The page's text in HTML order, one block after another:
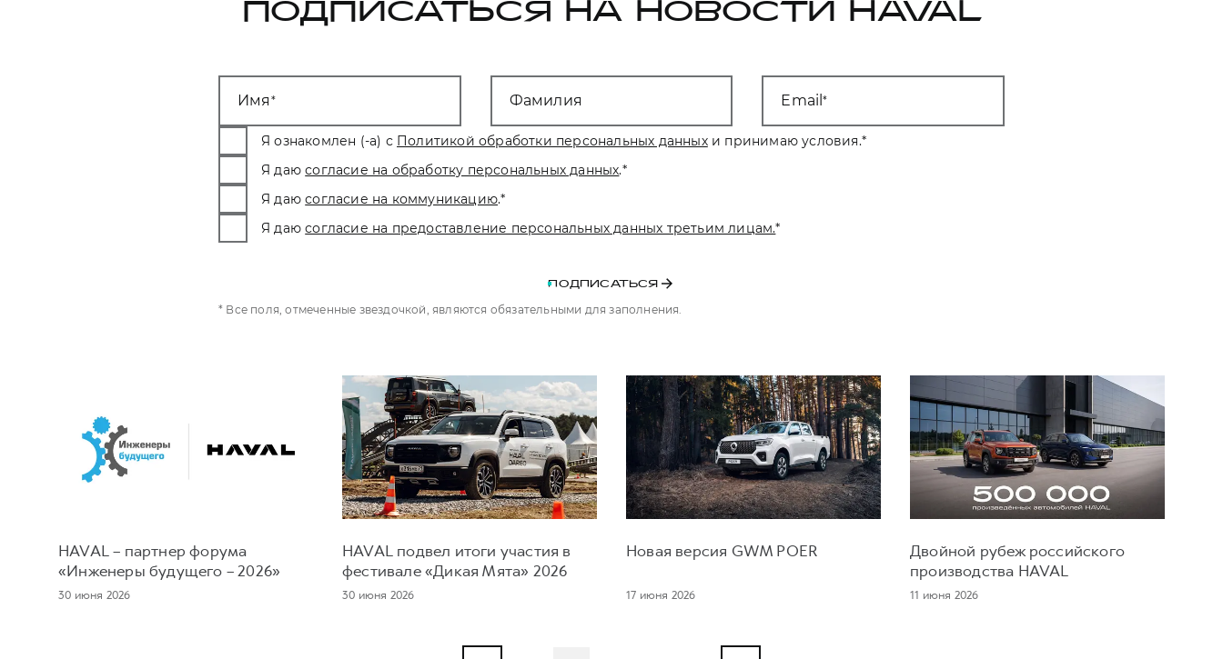
ПОДПИСАТЬСЯ НА НОВОСТИ HAVAL
Имя Фамилия Email
Я ознакомлен (-а) с Политикой обработки персональных данных и принимаю условия.*
Я даю согласие на обработку персональных данных.*
Я даю согласие на коммуникацию.*
Я даю согласие на предоставление персональных данных третьим лицам.*
ПОДПИСАТЬСЯ
* Все поля, отмеченные звездочкой, являются обязательными для заполнения.
HAVAL – партнер форума
«Инженеры будущего – 2026»
30 июня 2026
HAVAL подвел итоги участия в
фестивале «Дикая Мята» 2026
30 июня 2026
Новая версия GWM POER
17 июня 2026
Двойной рубеж российского
производства HAVAL
11 июня 2026